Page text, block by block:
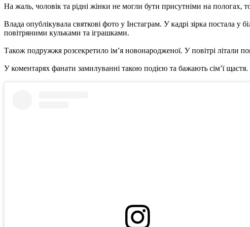
На жаль, чоловік та рідні жінки не могли бути присутніми на пологах,
Влада опублікувала святкові фото у Інстаграм. У кадрі зірка постала
повітряними кульками та іграшками.
Також подружжя розсекретило ім’я новонародженої. У повітрі літали
У коментарях фанати замилуванні такою подією та бажають сім’ї щастя.